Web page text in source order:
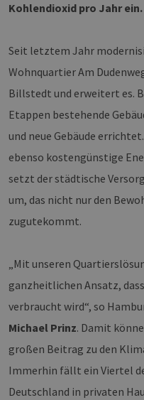
Kohlendioxid pro Jahr ein.
Seit letztem Jahr
Wohnquartier Am
Billstedt und erweitert es.
Etappen bestehende
und neue Gebäude
ebenso kostengünstige
setzt der städtische
um, das nicht nur den
zugutekommt.
„Mit unseren
ganzheitlichen Ansatz,
verbraucht wird“, so
Michael Prinz. Damit
großen Beitrag zu den
Immerhin fällt ein Viertel
Deutschland in privaten